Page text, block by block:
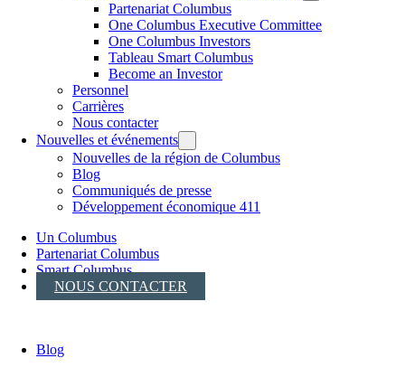
Partenariat Columbus
One Columbus Executive Committee
One Columbus Investors
Tableau Smart Columbus
Become an Investor
Personnel
Carrières
Nous contacter
Nouvelles et événements
Nouvelles de la région de Columbus
Blog
Communiqués de presse
Développement économique 411
Un Columbus
Partenariat Columbus
Smart Columbus
NOUS CONTACTER
Blog